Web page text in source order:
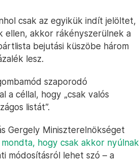
csak az egyikük indít jelöltet,
ellen, akkor rákényszerülnek a
bejutási küszöbe három
lesz.
szaporodó
a céllal, hogy „csak valós
listát”.
Gergely Miniszterelnökséget
hogy csak akkor nyúlnak
módosításról lehet szó – a